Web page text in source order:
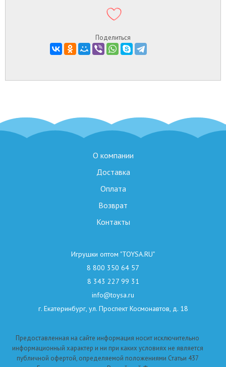
Поделиться
О компании
Доставка
Оплата
Возврат
Контакты
Игрушки оптом "TOYSA.RU"
8 800 350 64 57
8 343 227 99 31
info@toysa.ru
г. Екатеринбург, ул. Проспект Космонавтов, д. 18
Предоставленная на сайте информация носит исключительно
информационный характер и ни при каких условиях не является
публичной офертой, определяемой положениями Статьи 437